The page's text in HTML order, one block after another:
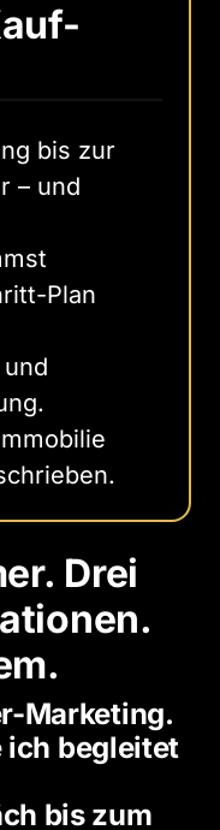
bis zur
– und
Plan
Drei
Marketing.
ich begleitet
bis zum